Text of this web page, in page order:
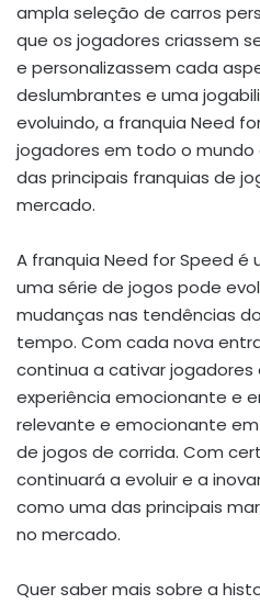
ampla seleção de carros
que os jogadores criassem
e personalizassem cada
deslumbrantes e uma
evoluindo, a franquia Need
jogadores em todo o
das principais franquias de
mercado.
A franquia Need for Speed é
uma série de jogos pode
mudanças nas tendências
tempo. Com cada nova
continua a cativar jogadores
experiência emocionante e
relevante e emocionante
de jogos de corrida. Com
continuará a evoluir e a
como uma das principais
no mercado.
Quer saber mais sobre a